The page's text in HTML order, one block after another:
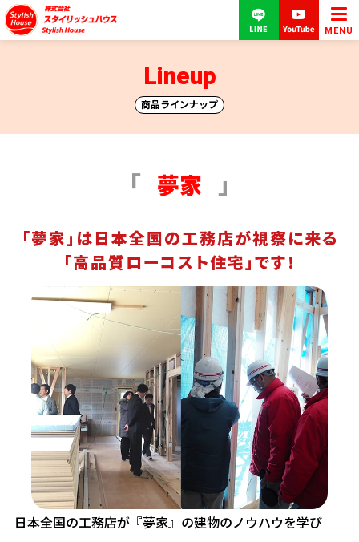
MENU
商品ラインナップ
Lineup
夢家
「夢家」は日本全国の工務店が視察に来る
「高品質ローコスト住宅」です！
日本全国の工務店が『夢家』の建物のノウハウを学び